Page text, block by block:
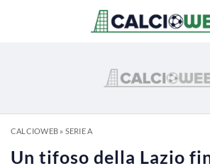
CALCIOWEB» SERIE A
Un tifoso della Lazio